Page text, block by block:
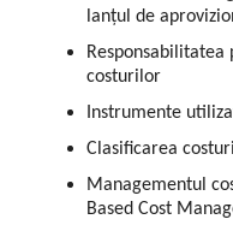
lanțul de
costurilor
Instrumente
Clasificarea
Managementul
Based Cost